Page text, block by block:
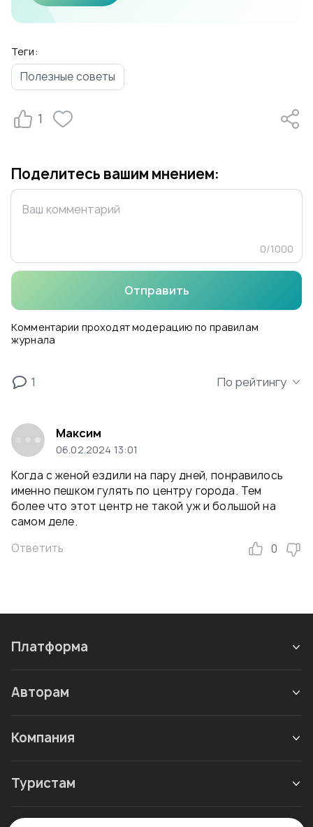
Теги:
Полезные советы
1
Поделитесь вашим мнением:
0/1000
Комментарии проходят модерацию по правилам
журнала
Отправить
1 По рейтингу
Максим
06.02.2024 13:01
Когда с женой ездили на пару дней, понравилось
именно пешком гулять по центру города. Тем
более что этот центр не такой уж и большой на
самом деле.
Ответить
0
Платформа
Авторам
Компания
Туристам